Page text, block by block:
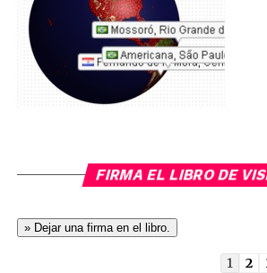
FIRMA EL LIBRO DE
1 2